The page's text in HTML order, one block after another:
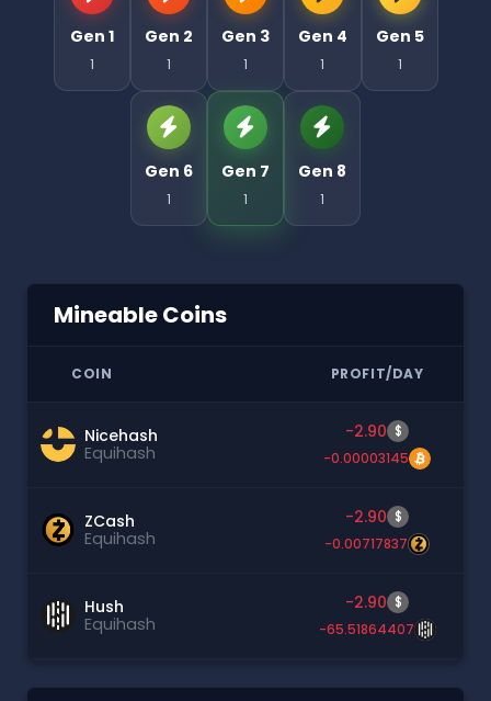
Gen 1
1
Gen 2
1
Gen 3
1
Gen 4
1
Gen 5
1
Gen 6
1
Gen 7
1
Gen 8
1
Mineable Coins
COIN PROFIT/DAY
Nicehash
Equihash
-2.90 $
-0.00003145
ZCash
Equihash
-2.90 $
-0.00717837
Hush
Equihash
-2.90 $
-65.51864407